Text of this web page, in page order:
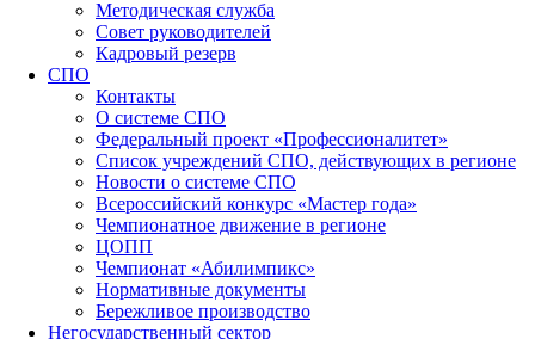
Методическая служба
Совет руководителей
Кадровый резерв
СПО
Контакты
О системе СПО
Федеральный проект «Профессионалитет»
Список учреждений СПО, действующих в регионе
Новости о системе СПО
Всероссийский конкурс «Мастер года»
Чемпионатное движение в регионе
ЦОПП
Чемпионат «Абилимпикс»
Нормативные документы
Бережливое производство
Негосударственный сектор